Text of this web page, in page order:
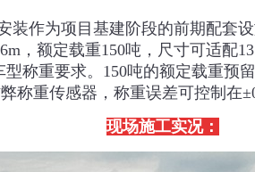
作为项目基建阶段的前期配套
，额定载重150吨，尺寸可适
称重要求。150吨的额定载重预
重传感器，称重误差可控制在
现场施工实况：